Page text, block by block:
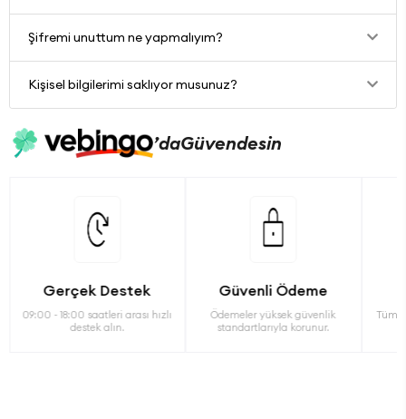
Şifremi unuttum ne yapmalıyım?
Kişisel bilgilerimi saklıyor musunuz?
’daGüvendesin
Gerçek Destek
09:00 - 18:00 saatleri arası hızlı
destek alın.
Güvenli Ödeme
Ödemeler yüksek güvenlik
standartlarıyla korunur.
Tüm